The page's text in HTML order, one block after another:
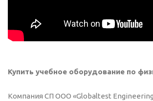
Купить учебное оборудование по
Компания СП ООО «Globaltest